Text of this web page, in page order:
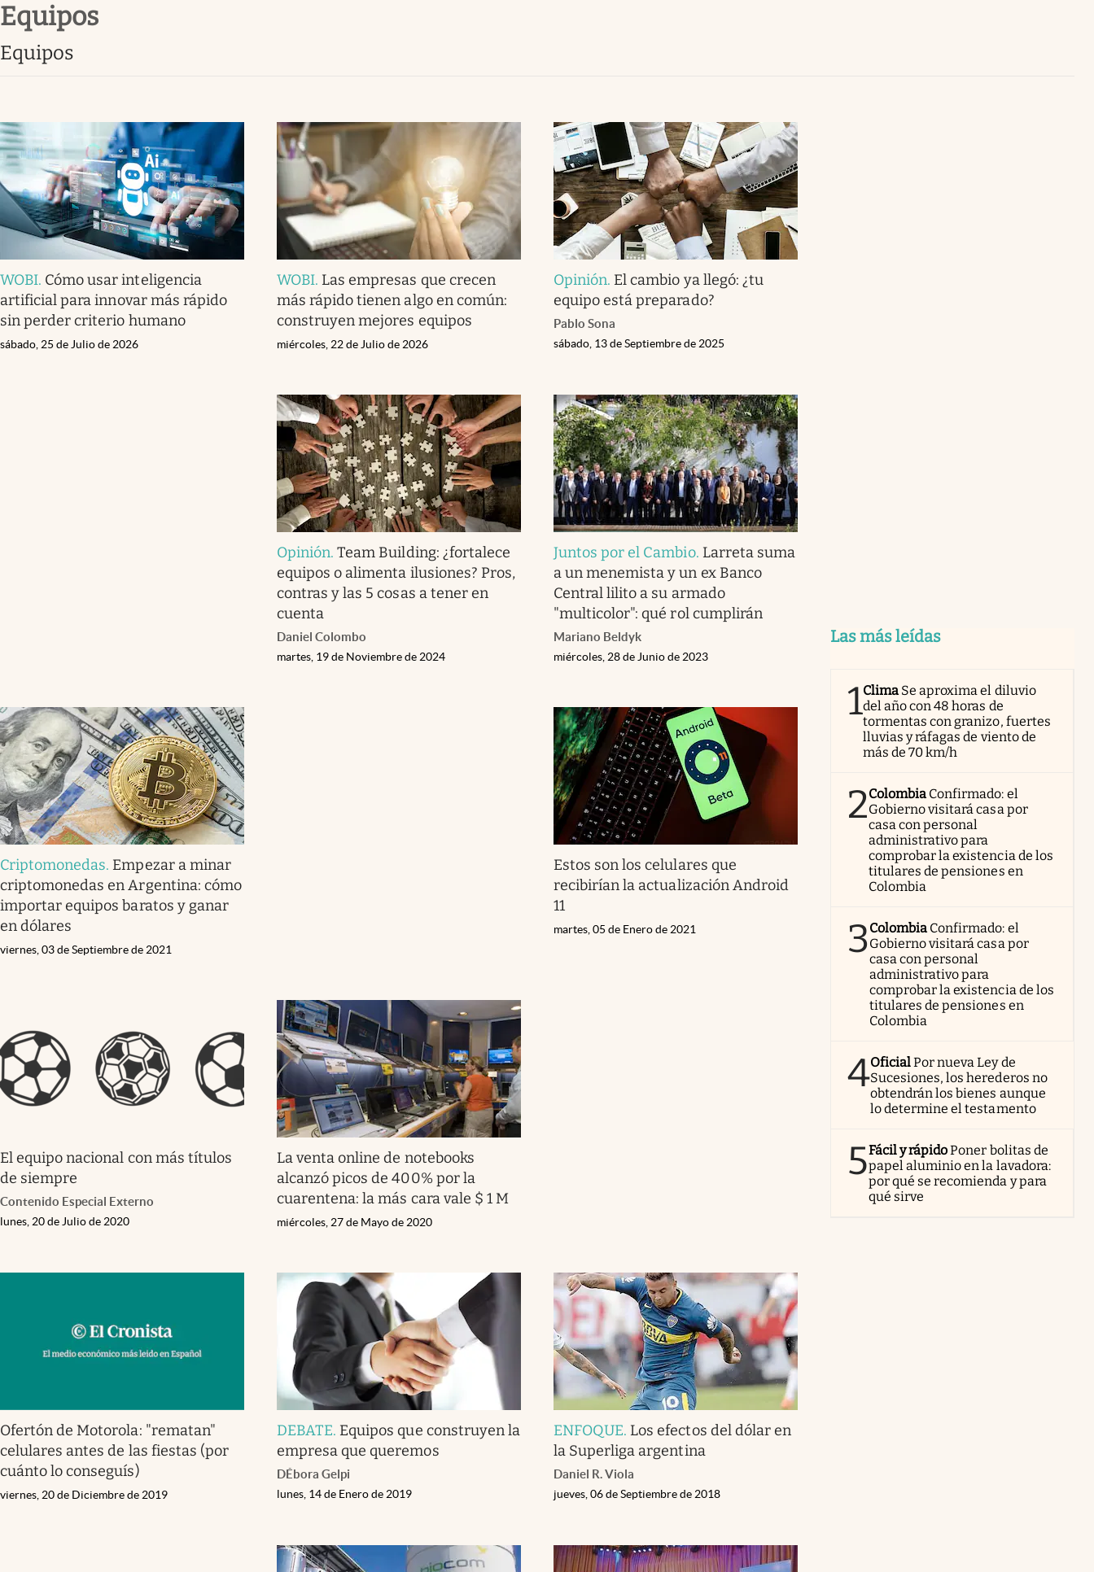
Infotechnology
Eventos Corporativos
El Cronista Studio
Mediakit
abre en nueva pestaña
equipos
equipos
WOBI. Cómo usar inteligencia
artificial para innovar más rápido
sin perder criterio humano
sábado, 25 de Julio de 2026
WOBI. Las empresas que crecen
más rápido tienen algo en común:
construyen mejores equipos
miércoles, 22 de Julio de 2026
Opinión. El cambio ya llegó: ¿tu
equipo está preparado?
Pablo Sona
sábado, 13 de Septiembre de 2025
Opinión.Team Building: ¿fortalece
equipos o alimenta ilusiones? Pros,
contras y las 5 cosas a tener en
cuenta
Daniel Colombo
martes, 19 de Noviembre de 2024
Juntos por el Cambio. Larreta suma
a un menemista y un ex Banco
Central lilito a su armado
"multicolor": qué rol cumplirán
Mariano Beldyk
miércoles, 28 de Junio de 2023
Criptomonedas. Empezar a minar
criptomonedas en Argentina: cómo
importar equipos baratos y ganar
en dólares
viernes, 03 de Septiembre de 2021
Estos son los celulares que
recibirían la actualización Android
11
martes, 05 de Enero de 2021
El equipo nacional con más títulos
de siempre
Contenido Especial Externo
lunes, 20 de Julio de 2020
La venta online de notebooks
alcanzó picos de 400% por la
cuarentena: la más cara vale $ 1 M
miércoles, 27 de Mayo de 2020
Ofertón de Motorola: "rematan"
celulares antes de las fiestas (por
cuánto lo conseguís)
viernes, 20 de Diciembre de 2019
DEBATE. Equipos que construyen la
empresa que queremos
DÉbora Gelpi
lunes, 14 de Enero de 2019
ENFOQUE. Los efectos del dólar en
la Superliga argentina
Daniel R. Viola
jueves, 06 de Septiembre de 2018
Las más leídas
1Clima Se aproxima el diluvio
del año con 48 horas de
tormentas con granizo, fuertes
lluvias y ráfagas de viento de
más de 70 km/h
2Colombia Confirmado: el
Gobierno visitará casa por
casa con personal
administrativo para
comprobar la existencia de los
titulares de pensiones en
Colombia
3Colombia Confirmado: el
Gobierno visitará casa por
casa con personal
administrativo para
comprobar la existencia de los
titulares de pensiones en
Colombia
4OficialPor nueva Ley de
Sucesiones, los herederos no
obtendrán los bienes aunque
lo determine el testamento
5Fácil y rápidoPoner bolitas de
papel aluminio en la lavadora:
por qué se recomienda y para
qué sirve